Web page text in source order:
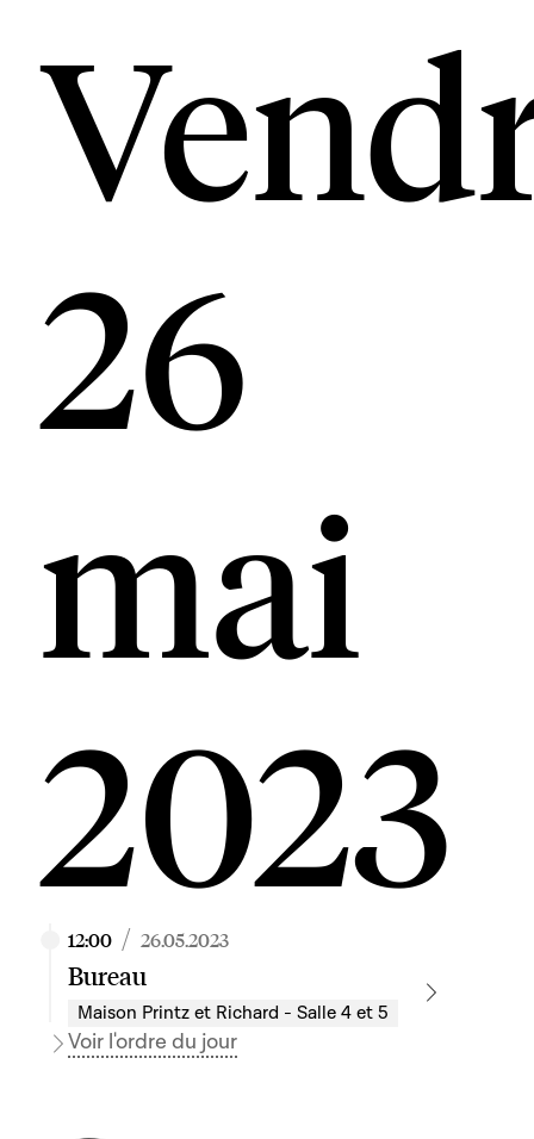
26
mai
2023
12:00 / 26.05.2023
Bureau
Maison Printz et Richard - Salle 4 et 5
Voir l'ordre du jour